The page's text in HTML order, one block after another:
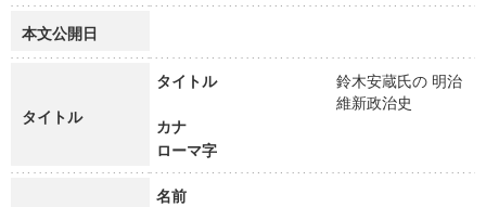
本文公開日
タイトル
タイトル
鈴木安蔵氏の 明治
維新政治史
カナ
ローマ字
名前